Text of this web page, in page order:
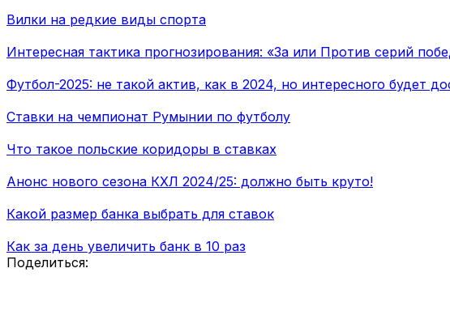
Вилки на редкие виды спорта
Интересная тактика прогнозирования: «За или Против серий
Футбол-2025: не такой актив, как в 2024, но интересного будет
Ставки на чемпионат Румынии по футболу
Что такое польские коридоры в ставках
Анонс нового сезона КХЛ 2024/25: должно быть круто!
Какой размер банка выбрать для ставок
Как за день увеличить банк в 10 раз
Поделиться: